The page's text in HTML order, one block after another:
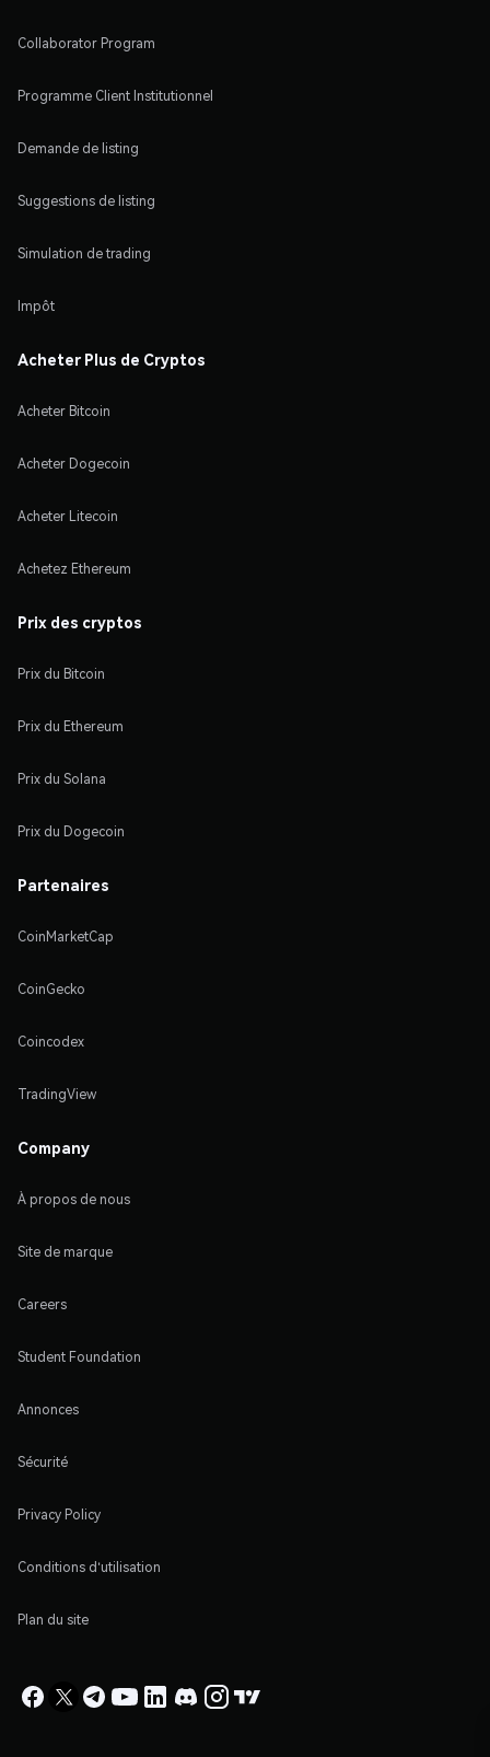
Collaborator Program
Programme Client Institutionnel
Demande de listing
Suggestions de listing
Simulation de trading
Impôt
Acheter Plus de Cryptos
Acheter Bitcoin
Acheter Dogecoin
Acheter Litecoin
Achetez Ethereum
Prix des cryptos
Prix du Bitcoin
Prix du Ethereum
Prix du Solana
Prix du Dogecoin
Partenaires
CoinMarketCap
CoinGecko
Coincodex
TradingView
Company
À propos de nous
Site de marque
Careers
Student Foundation
Annonces
Sécurité
Privacy Policy
Conditions d'utilisation
Plan du site